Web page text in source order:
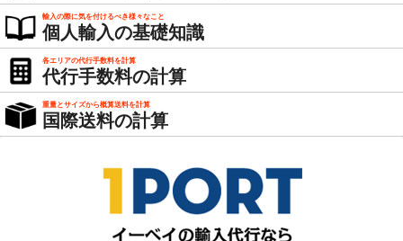
輸入の際に気を付けるべき様々なこと
個人輸入の基礎知識
各エリアの代行手数料を計算
代行手数料の計算
重量とサイズから概算送料を計算
国際送料の計算